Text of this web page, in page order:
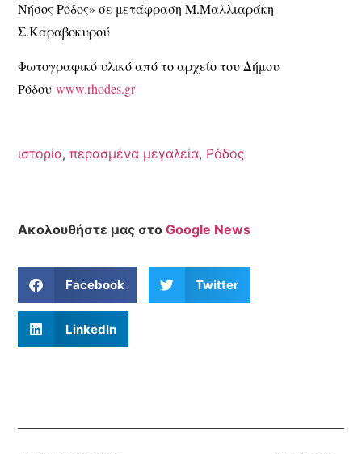
Νήσος Ρόδος» σε μετάφραση Μ.Μαλλιαράκη-
Σ.Καραβοκυρού
Φωτογραφικό υλικό από το αρχείο του Δήμου
Ρόδουwww.rhodes.gr
ιστορία,περασμένα μεγαλεία, Ρόδος
Ακολουθήστε μας στοGoogle News
Facebook Twitter
LinkedIn